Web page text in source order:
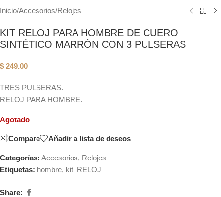
Inicio/Accesorios/Relojes
KIT RELOJ PARA HOMBRE DE CUERO
SINTÉTICO MARRÓN CON 3 PULSERAS
$ 249.00
TRES PULSERAS.
RELOJ PARA HOMBRE.
Agotado
Compare Añadir a lista de deseos
Categorías: Accesorios, Relojes
Etiquetas: hombre, kit, RELOJ
Share: